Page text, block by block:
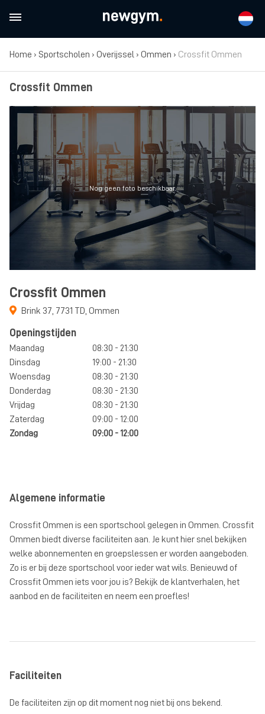
Home › Sportscholen › Overijssel › Ommen › Crossfit Ommen
Crossfit Ommen
Nog geen foto beschikbaar.
Crossfit Ommen
Brink 37, 7731 TD, Ommen
Openingstijden
Maandag
08:30 - 21:30
Dinsdag
19:00 - 21:30
Woensdag
08:30 - 21:30
Donderdag
08:30 - 21:30
Vrijdag
08:30 - 21:30
Zaterdag
09:00 - 12:00
Zondag
09:00 - 12:00
Algemene informatie
Crossfit Ommen is een sportschool gelegen in Ommen. Crossfit
Ommen biedt diverse faciliteiten aan. Je kunt hier snel bekijken
welke abonnementen en groepslessen er worden aangeboden.
Zo is er bij deze sportschool voor ieder wat wils. Benieuwd of
Crossfit Ommen iets voor jou is? Bekijk de klantverhalen, het
aanbod en de faciliteiten en neem een proefles!
Faciliteiten
De faciliteiten zijn op dit moment nog niet bij ons bekend.